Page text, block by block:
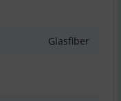
Glasfiber